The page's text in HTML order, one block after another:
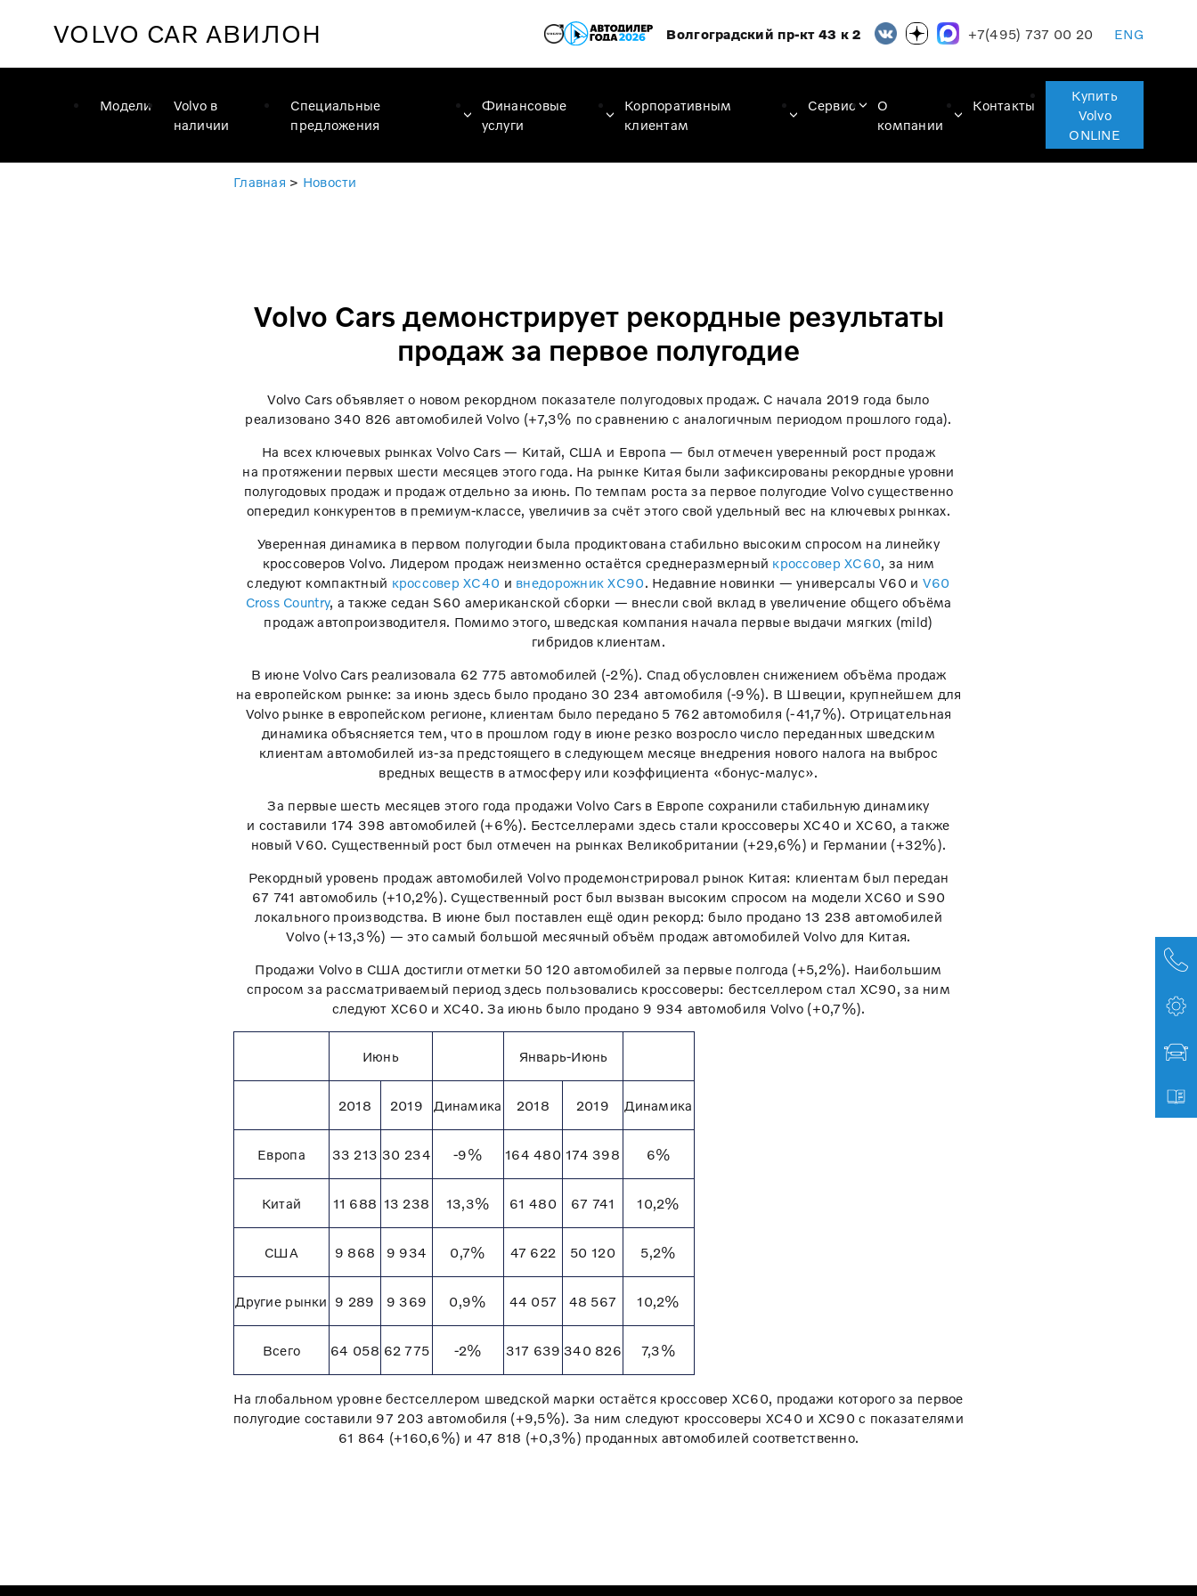
VOLVO CAR АВИЛОН Волгоградский пр-кт 43 к 2 +7(495) 737 00 20 ENG
Модели
Volvo в
наличии
Специальные
предложения
Финансовые
услуги
Корпоративным
клиентам
Сервис
О
компании
Контакты
Купить
Volvo
ONLINE
Главная > Новости
Volvo Cars демонстрирует рекордные результаты
продаж за первое полугодие
Volvo Cars объявляет о новом рекордном показателе полугодовых продаж. С начала 2019 года было
реализовано 340 826 автомобилей Volvo (+7,3% по сравнению с аналогичным периодом прошлого года).
На всех ключевых рынках Volvo Cars — Китай, США и Европа — был отмечен уверенный рост продаж
на протяжении первых шести месяцев этого года. На рынке Китая были зафиксированы рекордные уровни
полугодовых продаж и продаж отдельно за июнь. По темпам роста за первое полугодие Volvo существенно
опередил конкурентов в премиум-классе, увеличив за счёт этого свой удельный вес на ключевых рынках.
Уверенная динамика в первом полугодии была продиктована стабильно высоким спросом на линейку
кроссоверов Volvo. Лидером продаж неизменно остаётся среднеразмерный кроссовер XC60, за ним
следуют компактный кроссовер XC40 и внедорожник XC90. Недавние новинки — универсалы V60 и V60
Cross Country, а также седан S60 американской сборки — внесли свой вклад в увеличение общего объёма
продаж автопроизводителя. Помимо этого, шведская компания начала первые выдачи мягких (mild)
гибридов клиентам.
В июне Volvo Cars реализовала 62 775 автомобилей (-2%). Спад обусловлен снижением объёма продаж
на европейском рынке: за июнь здесь было продано 30 234 автомобиля (-9%). В Швеции, крупнейшем для
Volvo рынке в европейском регионе, клиентам было передано 5 762 автомобиля (-41,7%). Отрицательная
динамика объясняется тем, что в прошлом году в июне резко возросло число переданных шведским
клиентам автомобилей из-за предстоящего в следующем месяце внедрения нового налога на выброс
вредных веществ в атмосферу или коэффициента «бонус-малус».
За первые шесть месяцев этого года продажи Volvo Cars в Европе сохранили стабильную динамику
и составили 174 398 автомобилей (+6%). Бестселлерами здесь стали кроссоверы XC40 и XC60, а также
новый V60. Существенный рост был отмечен на рынках Великобритании (+29,6%) и Германии (+32%).
Рекордный уровень продаж автомобилей Volvo продемонстрировал рынок Китая: клиентам был передан
67 741 автомобиль (+10,2%). Существенный рост был вызван высоким спросом на модели XC60 и S90
локального производства. В июне был поставлен ещё один рекорд: было продано 13 238 автомобилей
Volvo (+13,3%) — это самый большой месячный объём продаж автомобилей Volvo для Китая.
Продажи Volvo в США достигли отметки 50 120 автомобилей за первые полгода (+5,2%). Наибольшим
спросом за рассматриваемый период здесь пользовались кроссоверы: бестселлером стал XC90, за ним
следуют XC60 и XC40. За июнь было продано 9 934 автомобиля Volvo (+0,7%).
Июнь Январь-Июнь
2018 2019 Динамика 2018 2019 Динамика
Европа 33 213 30 234 -9% 164 480 174 398 6%
Китай 11 688 13 238 13,3% 61 480 67 741 10,2%
США 9 868 9 934 0,7% 47 622 50 120 5,2%
Другие рынки 9 289 9 369 0,9% 44 057 48 567 10,2%
Всего 64 058 62 775 -2% 317 639 340 826 7,3%
На глобальном уровне бестселлером шведской марки остаётся кроссовер XC60, продажи которого за первое
полугодие составили 97 203 автомобиля (+9,5%). За ним следуют кроссоверы XC40 и XC90 с показателями
61 864 (+160,6%) и 47 818 (+0,3%) проданных автомобилей соответственно.